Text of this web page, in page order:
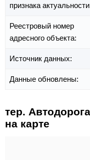
признака
Реестровый номер
адресного объекта:
Источник данных:
Данные обновлены:
тер.
на карте